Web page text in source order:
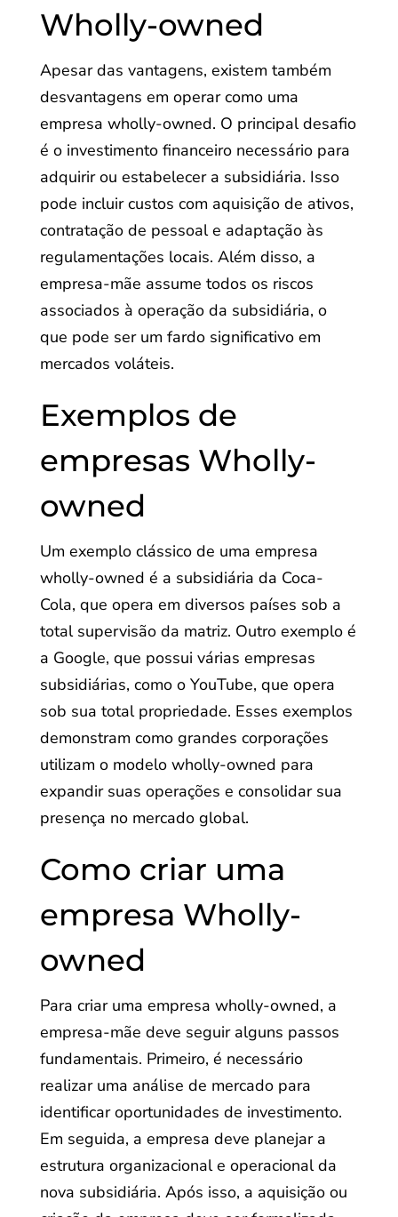
Wholly-owned
Apesar das vantagens, existem também
desvantagens em operar como uma
empresa wholly-owned. O principal desafio
é o investimento financeiro necessário para
adquirir ou estabelecer a subsidiária. Isso
pode incluir custos com aquisição de ativos,
contratação de pessoal e adaptação às
regulamentações locais. Além disso, a
empresa-mãe assume todos os riscos
associados à operação da subsidiária, o
que pode ser um fardo significativo em
mercados voláteis.
Exemplos de
empresas Wholly-
owned
Um exemplo clássico de uma empresa
wholly-owned é a subsidiária da Coca-
Cola, que opera em diversos países sob a
total supervisão da matriz. Outro exemplo é
a Google, que possui várias empresas
subsidiárias, como o YouTube, que opera
sob sua total propriedade. Esses exemplos
demonstram como grandes corporações
utilizam o modelo wholly-owned para
expandir suas operações e consolidar sua
presença no mercado global.
Como criar uma
empresa Wholly-
owned
Para criar uma empresa wholly-owned, a
empresa-mãe deve seguir alguns passos
fundamentais. Primeiro, é necessário
realizar uma análise de mercado para
identificar oportunidades de investimento.
Em seguida, a empresa deve planejar a
estrutura organizacional e operacional da
nova subsidiária. Após isso, a aquisição ou